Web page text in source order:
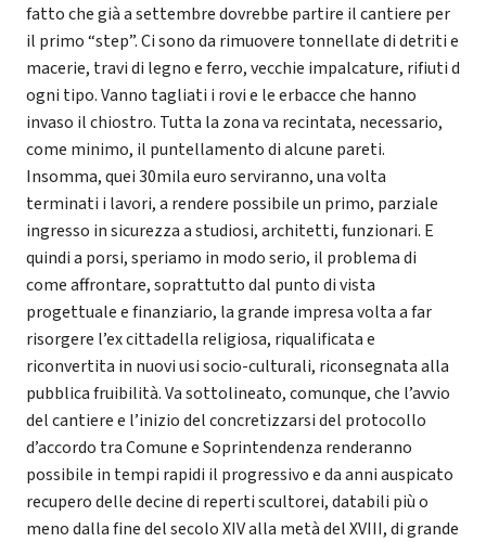
fatto che già a settembre dovrebbe partire il cantiere per
il primo “step”. Ci sono da rimuovere tonnellate di detriti e
macerie, travi di legno e ferro, vecchie impalcature, rifiuti d
ogni tipo. Vanno tagliati i rovi e le erbacce che hanno
invaso il chiostro. Tutta la zona va recintata, necessario,
come minimo, il puntellamento di alcune pareti.
Insomma, quei 30mila euro serviranno, una volta
terminati i lavori, a rendere possibile un primo, parziale
ingresso in sicurezza a studiosi, architetti, funzionari. E
quindi a porsi, speriamo in modo serio, il problema di
come affrontare, soprattutto dal punto di vista
progettuale e finanziario, la grande impresa volta a far
risorgere l’ex cittadella religiosa, riqualificata e
riconvertita in nuovi usi socio-culturali, riconsegnata alla
pubblica fruibilità. Va sottolineato, comunque, che l’avvio
del cantiere e l’inizio del concretizzarsi del protocollo
d’accordo tra Comune e Soprintendenza renderanno
possibile in tempi rapidi il progressivo e da anni auspicato
recupero delle decine di reperti scultorei, databili più o
meno dalla fine del secolo XIV alla metà del XVIII, di grande